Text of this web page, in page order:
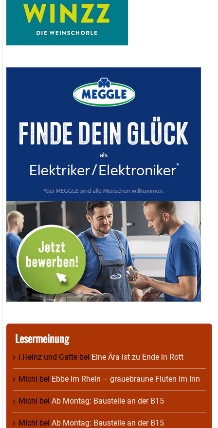
Lesermeinung
I.Heinz und Gatte bei Eine Ära ist zu Ende in Rott
Michl bei Ebbe im Rhein – grauebraune Fluten im Inn
Michl bei Ab Montag: Baustelle an der B15
Michl bei Ab Montag: Baustelle an der B15